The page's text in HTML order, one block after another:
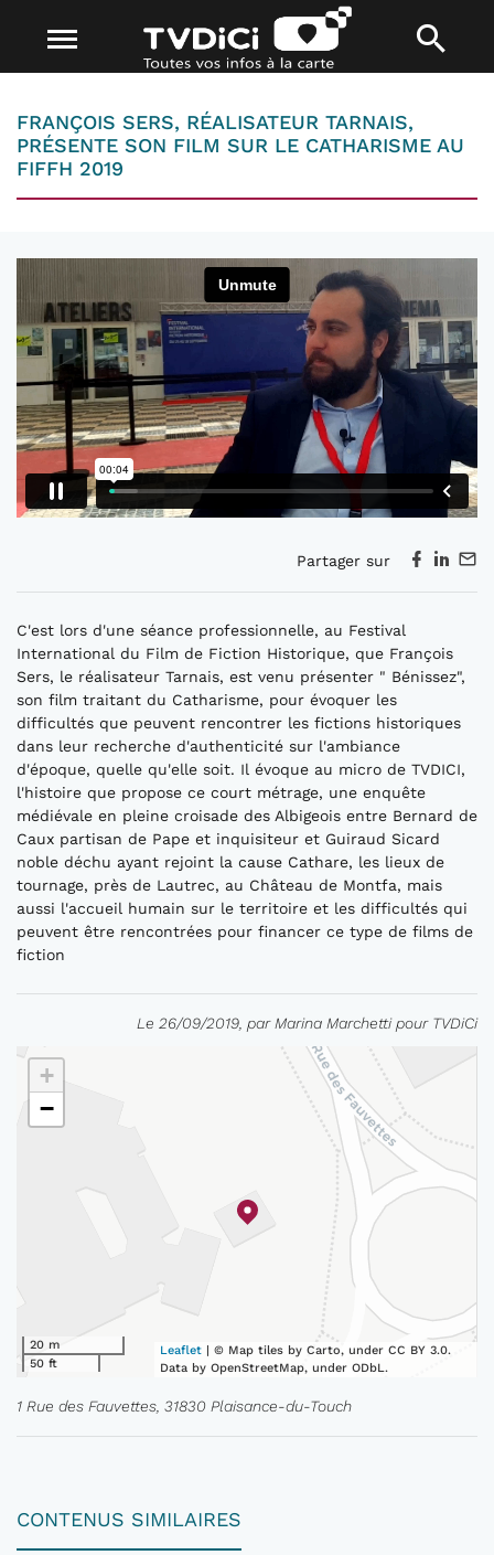
FRANÇOIS SERS, RÉALISATEUR TARNAIS,
PRÉSENTE SON FILM SUR LE CATHARISME AU
FIFFH 2019
Partager sur
C'est lors d'une séance professionnelle, au Festival
International du Film de Fiction Historique, que François
Sers, le réalisateur Tarnais, est venu présenter " Bénissez",
son film traitant du Catharisme, pour évoquer les
difficultés que peuvent rencontrer les fictions historiques
dans leur recherche d'authenticité sur l'ambiance
d'époque, quelle qu'elle soit. Il évoque au micro de TVDICI,
l'histoire que propose ce court métrage, une enquête
médiévale en pleine croisade des Albigeois entre Bernard de
Caux partisan de Pape et inquisiteur et Guiraud Sicard
noble déchu ayant rejoint la cause Cathare, les lieux de
tournage, près de Lautrec, au Château de Montfa, mais
aussi l'accueil humain sur le territoire et les difficultés qui
peuvent être rencontrées pour financer ce type de films de
fiction
Le 26/09/2019, par Marina Marchetti pour TVDiCi
+
−
20 m
50 ft
Leaflet | © Map tiles by Carto, under CC BY 3.0.
Data by OpenStreetMap, under ODbL.
1 Rue des Fauvettes, 31830 Plaisance-du-Touch
CONTENUS SIMILAIRES